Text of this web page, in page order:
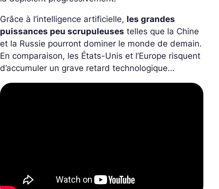
Grâce à l’intelligence artificielle, les grandes
puissances peu scrupuleuses telles que la Chine
et la Russie pourront dominer le monde de demain.
En comparaison, les États-Unis et l’Europe risquent
d’accumuler un grave retard technologique…